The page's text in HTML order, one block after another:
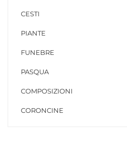
CESTI
PIANTE
FUNEBRE
PASQUA
COMPOSIZIONI
CORONCINE